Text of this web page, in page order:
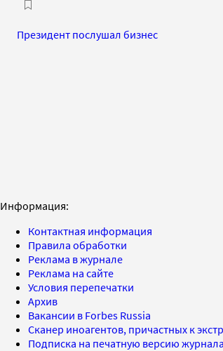
Президент послушал бизнес
Информация:
Контактная информация
Правила обработки
Реклама в журнале
Реклама на сайте
Условия перепечатки
Архив
Вакансии в Forbes Russia
Сканер иноагентов, причастных к
Подписка на печатную версию журнала